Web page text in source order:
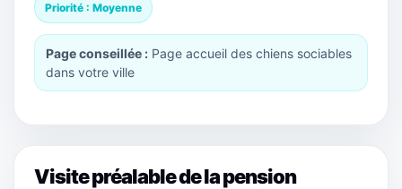
Priorité : Moyenne
Page conseillée : Page accueil des chiens sociables
dans votre ville
Visite préalable de la pension